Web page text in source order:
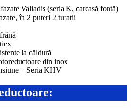
Valiadis (seria K, carcasă fontă)
în 2 puteri 2 turații
la căldură
din inox
– Seria KHV